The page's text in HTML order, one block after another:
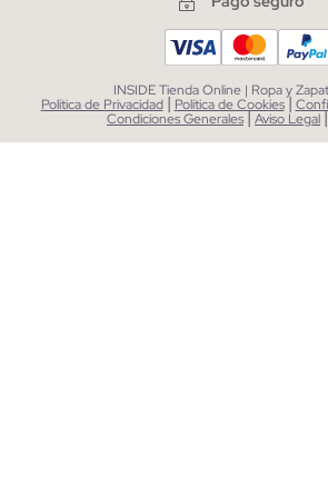
INSIDE Tienda Online | Ropa y
Política de Privacidad | Política de Cookies|
Condiciones Generales|Aviso Legal|